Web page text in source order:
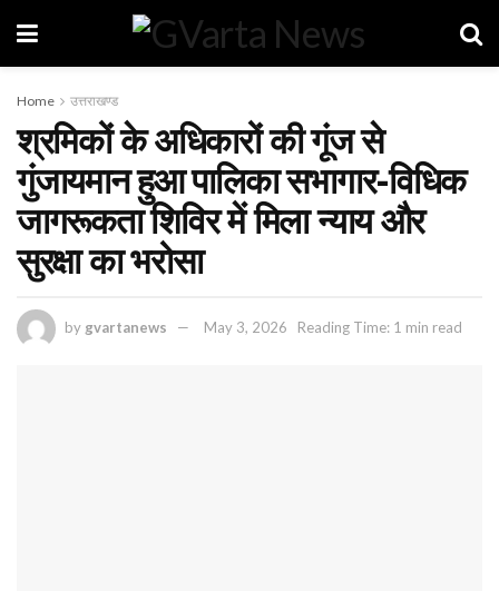
Home उत्तराखण्ड
श्रमिकों के अधिकारों की गूंज से
गुंजायमान हुआ पालिका सभागार-विधिक
जागरूकता शिविर में मिला न्याय और
सुरक्षा का भरोसा
by gvartanews May 3, 2026 Reading Time: 1 min read